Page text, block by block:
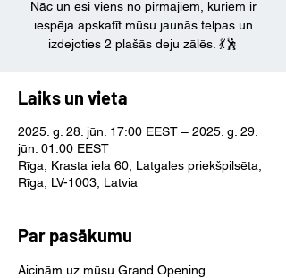
Nāc un esi viens no pirmajiem, kuriem ir
iespēja apskatīt mūsu jaunās telpas un
izdejoties 2 plašās deju zālēs. 💃🕺
Laiks un vieta
2025. g. 28. jūn. 17:00 EEST – 2025. g. 29.
jūn. 01:00 EEST
Rīga, Krasta iela 60, Latgales priekšpilsēta,
Rīga, LV-1003, Latvia
Par pasākumu
Aicinām uz mūsu Grand Opening